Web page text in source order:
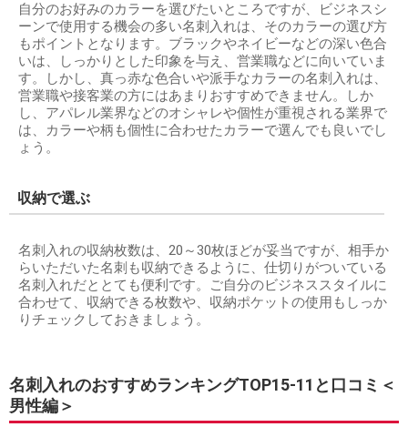
自分のお好みのカラーを選びたいところですが、ビジネスシ
ーンで使用する機会の多い名刺入れは、そのカラーの選び方
もポイントとなります。ブラックやネイビーなどの深い色合
いは、しっかりとした印象を与え、営業職などに向いていま
す。しかし、真っ赤な色合いや派手なカラーの名刺入れは、
営業職や接客業の方にはあまりおすすめできません。しか
し、アパレル業界などのオシャレや個性が重視される業界で
は、カラーや柄も個性に合わせたカラーで選んでも良いでし
ょう。
収納で選ぶ
名刺入れの収納枚数は、20～30枚ほどが妥当ですが、相手か
らいただいた名刺も収納できるように、仕切りがついている
名刺入れだととても便利です。ご自分のビジネススタイルに
合わせて、収納できる枚数や、収納ポケットの使用もしっか
りチェックしておきましょう。
名刺入れのおすすめランキングTOP15-11と口コミ＜
男性編＞